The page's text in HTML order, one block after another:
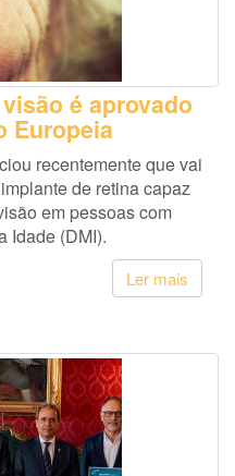
é aprovado
Europeia
recentemente que vai
de retina capaz
em pessoas com
Idade (DMI).
Ler mais